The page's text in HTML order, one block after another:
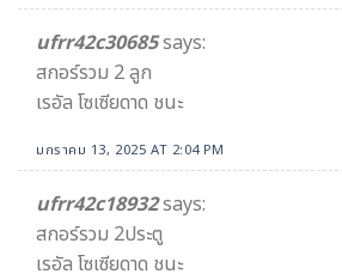
ufrr42c30685says:
สกอร์รวม 2 ลูก
เรอัล โซเซียดาด ชนะ
มกราคม 13, 2025 AT 2:04 PM
ufrr42c18932says:
สกอร์รวม 2ประตู
เรอัล โซเซียดาด ชนะ